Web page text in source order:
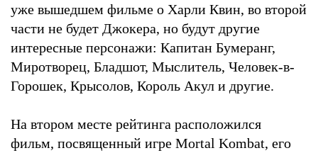
уже вышедшем фильме о Харли Квин, во второй
части не будет Джокера, но будут другие
интересные персонажи: Капитан Бумеранг,
Миротворец, Бладшот, Мыслитель, Человек-в-
Горошек, Крысолов, Король Акул и другие.
На втором месте рейтинга расположился
фильм, посвященный игре Mortal Kombat, его